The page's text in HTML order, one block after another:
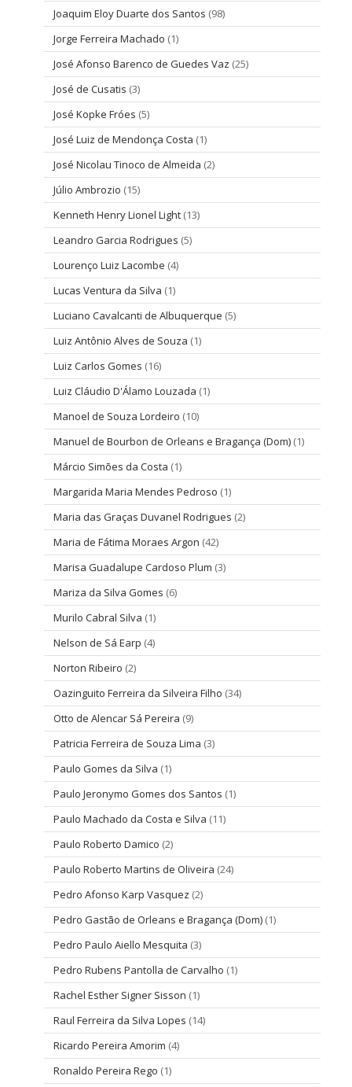
Joaquim Eloy Duarte dos Santos (98)
Jorge Ferreira Machado (1)
José Afonso Barenco de Guedes Vaz (25)
José de Cusatis (3)
José Kopke Fróes (5)
José Luiz de Mendonça Costa (1)
José Nicolau Tinoco de Almeida (2)
Júlio Ambrozio (15)
Kenneth Henry Lionel Light (13)
Leandro Garcia Rodrigues (5)
Lourenço Luiz Lacombe (4)
Lucas Ventura da Silva (1)
Luciano Cavalcanti de Albuquerque (5)
Luiz Antônio Alves de Souza (1)
Luiz Carlos Gomes (16)
Luiz Cláudio D'Álamo Louzada (1)
Manoel de Souza Lordeiro (10)
Manuel de Bourbon de Orleans e Bragança (Dom) (1)
Márcio Simões da Costa (1)
Margarida Maria Mendes Pedroso (1)
Maria das Graças Duvanel Rodrigues (2)
Maria de Fátima Moraes Argon (42)
Marisa Guadalupe Cardoso Plum (3)
Mariza da Silva Gomes (6)
Murilo Cabral Silva (1)
Nelson de Sá Earp (4)
Norton Ribeiro (2)
Oazinguito Ferreira da Silveira Filho (34)
Otto de Alencar Sá Pereira (9)
Patricia Ferreira de Souza Lima (3)
Paulo Gomes da Silva (1)
Paulo Jeronymo Gomes dos Santos (1)
Paulo Machado da Costa e Silva (11)
Paulo Roberto Damico (2)
Paulo Roberto Martins de Oliveira (24)
Pedro Afonso Karp Vasquez (2)
Pedro Gastão de Orleans e Bragança (Dom) (1)
Pedro Paulo Aiello Mesquita (3)
Pedro Rubens Pantolla de Carvalho (1)
Rachel Esther Signer Sisson (1)
Raul Ferreira da Silva Lopes (14)
Ricardo Pereira Amorim (4)
Ronaldo Pereira Rego (1)